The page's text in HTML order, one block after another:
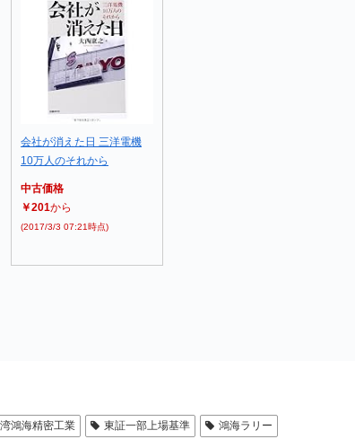
会社が消えた日 三洋電機
10万人のそれから
中古価格
￥201から
(2017/3/3 07:21時点)
鴻海精密工業 東証一部上場基準 鴻海ラリー